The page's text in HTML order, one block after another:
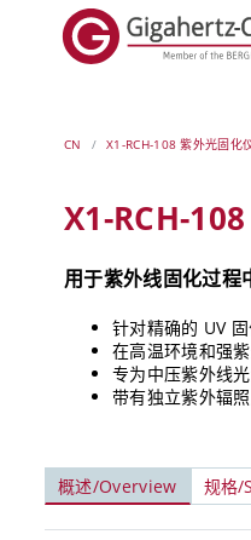
CN X1-RCH-108 紫外光固化
X1-RCH-
用于紫外线固化过程
针对精确的 UV
在高温环境和强
专为中压紫外线
带有独立紫外辐
概述/Overview 规格/